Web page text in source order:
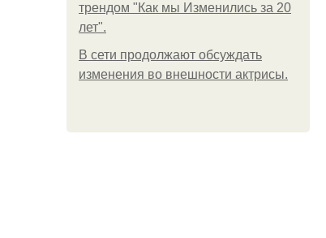
трендом "Как мы Изменились за 20
лет".
В сети продолжают обсуждать
изменения во внешности актрисы.